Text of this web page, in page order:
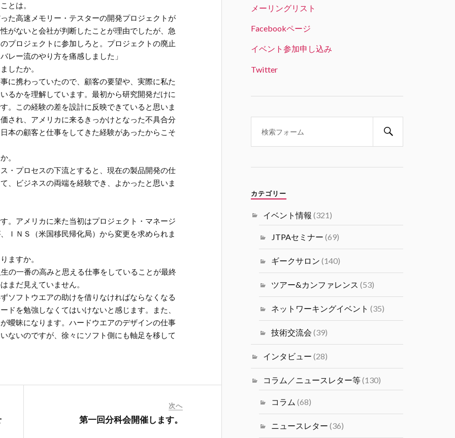
とは。
た高速メモリー・テスターの開発プロジェクトが
がないと会社が判断したことが理由でしたが、急
プロジェクトに参加しろと。プロジェクトの廃止
レー流のやり方を痛感しました」
したか。
に携わっていたので、顧客の要望や、実際に私た
るかを理解しています。最初から研究開発だけに
。この経験の差を設計に反映できていると思いま
され、アメリカに来るきっかけとなった不具合分
本の顧客と仕事をしてきた経験があったからこそ
。
・プロセスの下流とすると、現在の製品開発の仕
、ビジネスの両端を経験でき、よかったと思いま
。アメリカに来た当初はプロジェクト・マネージ
ＩＮＳ（米国移民帰化局）から変更を求められま
ますか。
の一番の高みと思える仕事をしていることが最終
まだ見えていません。
ソフトウエアの助けを借りなければならなくなる
ドを勉強しなくてはいけないと感じます。また、
曖昧になります。ハードウエアのデザインの仕事
ないのですが、徐々にソフト側にも軸足を移して
次へ
第一回分科会開催します。
22 1月 2025
「生成AI時代のデータサイエンス
1 1 Twitter
JTPA@シリコンバレー発のエンジ
1/31 6PM(PST) 変革の波を乗り
コンバレー
塩井宏亮氏をお迎えし、ベイエリ
ア最前線で活躍するデータサイエ
ンティストの視点の目線から語っ
#シリコンバレーｘ日本なセミナ
4 Twitter
JTPA@シリコンバレー発のエンジ
ニアコミュニティ
2024年度（冬）日本人研究者交
流会 2/1(土)(PST) JSPS San
Francisco主催の交流会が開催さ
れます。
メーリングリスト
Facebookページ
イベント参加申し込み
Twitter
カテゴリー
イベント情報 (321)
JTPAセミナー (69)
ギークサロン (140)
ツアー&カンファレンス (53)
ネットワーキングイベント (35)
技術交流会 (39)
インタビュー (28)
コラム／ニュースレター等(130)
コラム (68)
ニュースレター (36)